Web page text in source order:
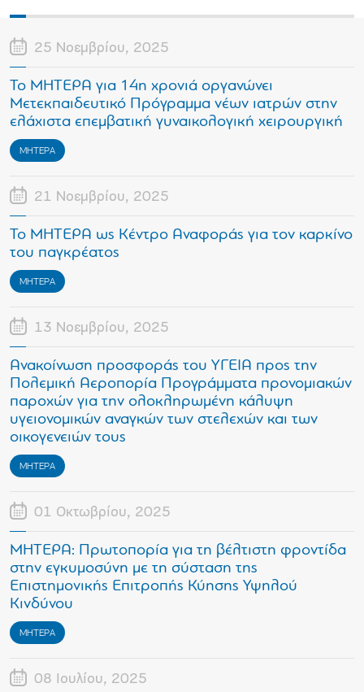
25 Νοεμβρίου, 2025
Το ΜΗΤΕΡΑ για 14η χρονιά οργανώνει
Μετεκπαιδευτικό Πρόγραμμα νέων ιατρών στην
ελάχιστα επεμβατική γυναικολογική χειρουργική
ΜΗΤΕΡΑ
21 Νοεμβρίου, 2025
Το ΜΗΤΕΡΑ ως Κέντρο Αναφοράς για τον καρκίνο
του παγκρέατος
ΜΗΤΕΡΑ
13 Νοεμβρίου, 2025
Ανακοίνωση προσφοράς του ΥΓΕΙΑ προς την
Πολεμική Αεροπορία Προγράμματα προνομιακών
παροχών για την ολοκληρωμένη κάλυψη
υγειονομικών αναγκών των στελεχών και των
οικογενειών τους
ΜΗΤΕΡΑ
01 Οκτωβρίου, 2025
ΜΗΤΕΡΑ: Πρωτοπορία για τη βέλτιστη φροντίδα
στην εγκυμοσύνη με τη σύσταση της
Επιστημονικής Επιτροπής Κύησης Υψηλού
Κινδύνου
ΜΗΤΕΡΑ
08 Ιουλίου, 2025